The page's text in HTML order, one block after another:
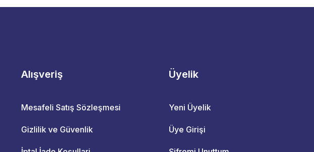
Alışveriş
Mesafeli Satış Sözleşmesi
Gizlilik ve Güvenlik
Üyelik
Yeni Üyelik
Üye Girişi